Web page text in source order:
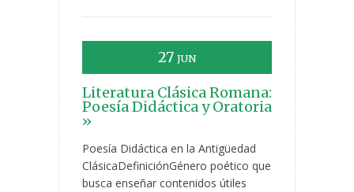
27 JUN
Literatura Clásica Romana:
Poesía Didáctica y Oratoria
»
Poesía Didáctica en la Antigüedad
ClásicaDefiniciónGénero poético que
busca enseñar contenidos útiles